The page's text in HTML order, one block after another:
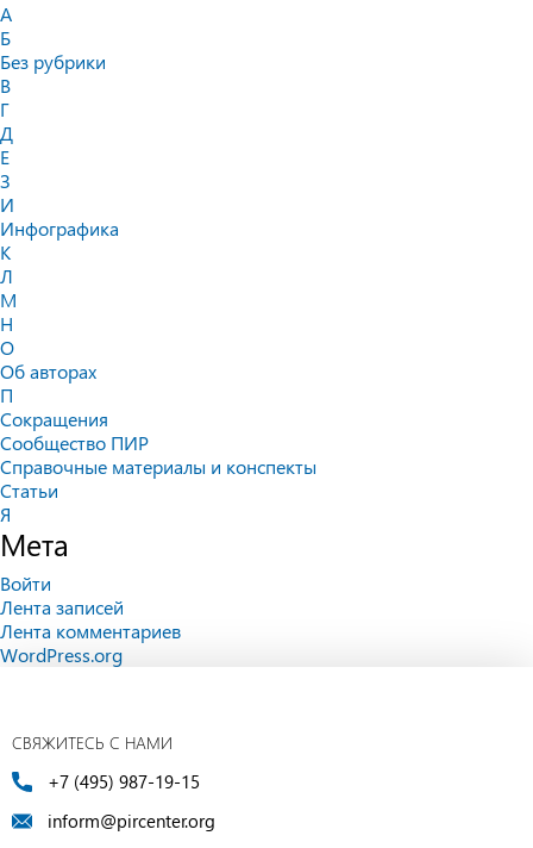
А
Б
Без рубрики
В
Г
Д
Е
З
И
Инфографика
К
Л
М
Н
О
Об авторах
П
Сокращения
Сообщество ПИР
Справочные материалы и конспекты
Статьи
Я
Мета
Войти
Лента записей
Лента комментариев
WordPress.org
СВЯЖИТЕСЬ С НАМИ
+7 (495) 987-19-15
inform@pircenter.org